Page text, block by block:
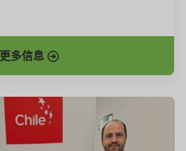
更多信息